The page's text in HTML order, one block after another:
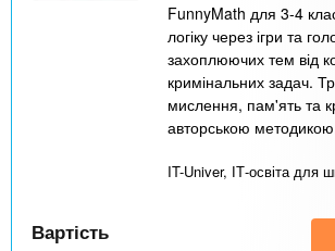
FunnyMath для 3-4
логіку через ігри та
захоплюючих тем від
кримінальних задач.
мислення, пам'ять та
авторською
IT-Univer, ІТ-освіта для
Вартість